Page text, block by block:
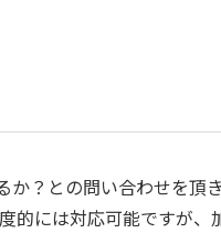
？との問い合わせを頂き
的には対応可能ですが